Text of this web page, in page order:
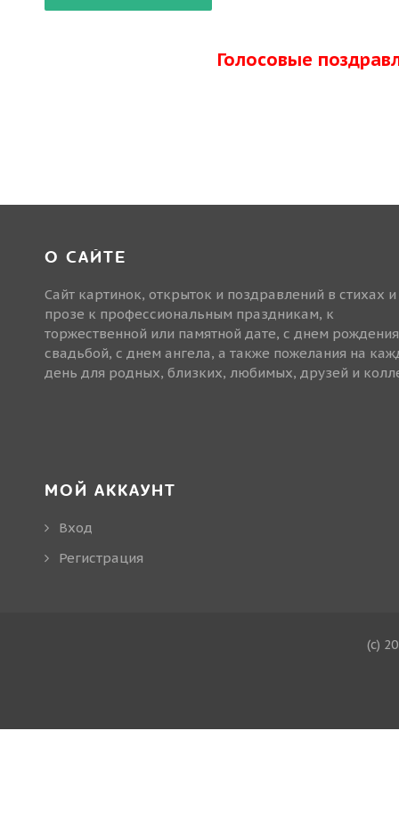
Голосовые
О САЙТЕ
Сайт картинок, открыток и поздравлений в стихах и
прозе к профессиональным праздникам, к
торжественной или памятной дате, с днем
свадьбой, с днем ангела, а также пожелания на
день для родных, близких, любимых, друзей и
МОЙ АККАУНТ
Вход
Регистрация
(c)